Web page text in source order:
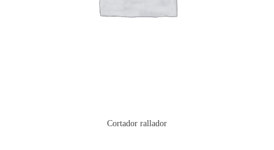
Cortador rallador